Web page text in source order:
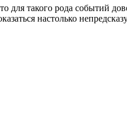
для такого рода событий
настолько